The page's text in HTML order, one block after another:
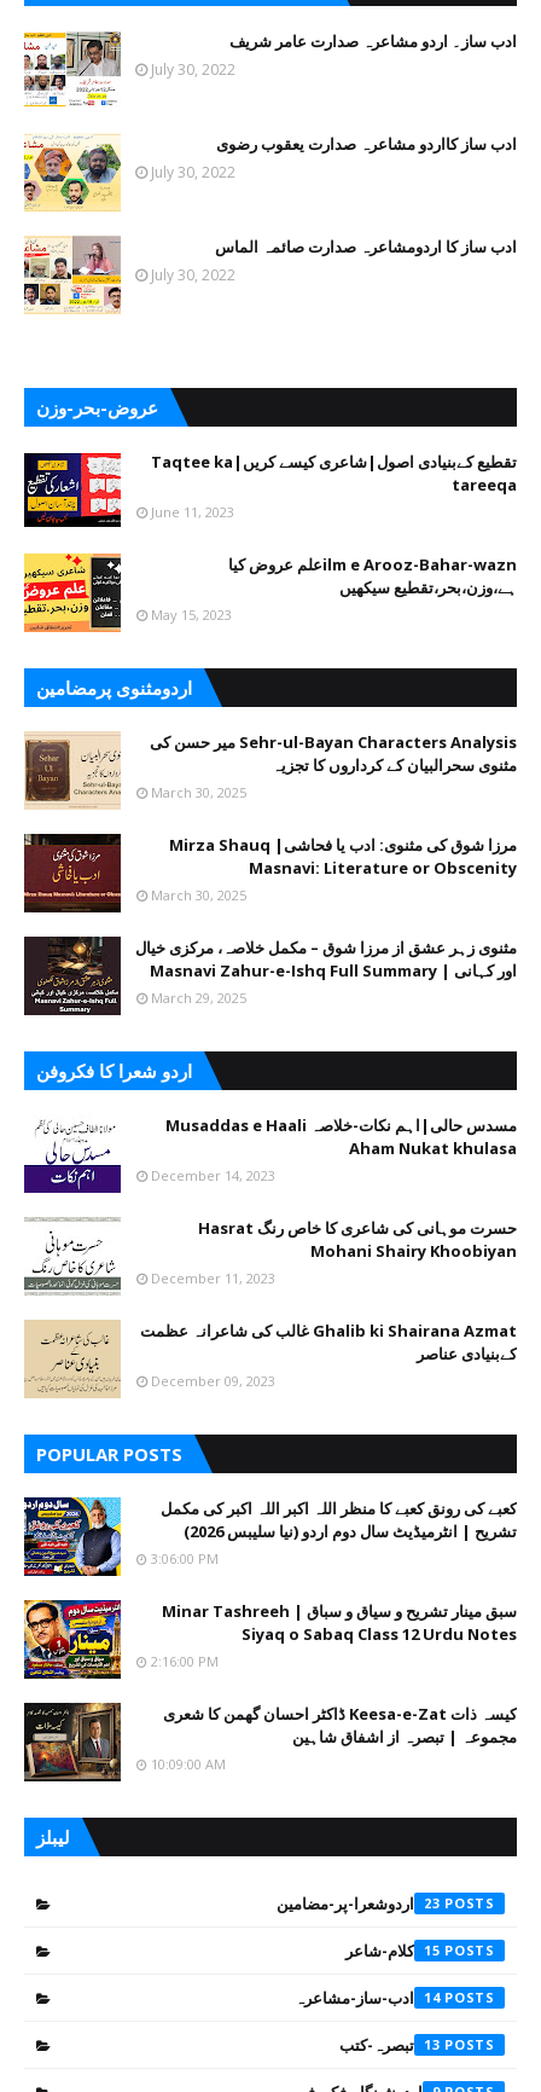
ادب ساز۔ اردو مشاعرہ صدارت عامر شریف
July 30, 2022
ادب ساز کااردو مشاعرہ صدارت یعقوب رضوی
July 30, 2022
ادب ساز کا اردومشاعرہ صدارت صائمہ الماس
July 30, 2022
عروض-بحر-وزن
تقطیع کےبنیادی اصول|شاعری کیسے کریں|Taqtee ka
tareeqa
June 11, 2023
ilm e Arooz-Bahar-waznعلم عروض کیا
ہے،وزن،بحر،تقطیع سیکھیں
May 15, 2023
اردومثنوی پرمضامین
Sehr-ul-Bayan Characters Analysis میر حسن کی
مثنوی سحرالبیان کے کرداروں کا تجزیہ
March 30, 2025
مرزا شوق کی مثنوی: ادب یا فحاشی| Mirza Shauq
Masnavi: Literature or Obscenity
March 30, 2025
مثنوی زہر عشق از مرزا شوق – مکمل خلاصہ، مرکزی خیال
اور کہانی | Masnavi Zahur-e-Ishq Full Summary
March 29, 2025
اردو شعرا کا فکروفن
مسدس حالی|اہم نکات-خلاصہ Musaddas e Haali
Aham Nukat khulasa
December 14, 2023
حسرت موہانی کی شاعری کا خاص رنگ Hasrat
Mohani Shairy Khoobiyan
December 11, 2023
Ghalib ki Shairana Azmat غالب کی شاعرانہ عظمت
کےبنیادی عناصر
December 09, 2023
POPULAR POSTS
کعبے کی رونق کعبے کا منظر اللہ اکبر اللہ اکبر کی مکمل
تشریح | انٹرمیڈیٹ سال دوم اردو (نیا سلیبس 2026)
3:06:00 PM
سبق مینار تشریح و سیاق و سباق | Minar Tashreeh
Siyaq o Sabaq Class 12 Urdu Notes
2:16:00 PM
کیسہ ذات Keesa-e-Zat ڈاکٹر احسان گھمن کا شعری
مجموعہ | تبصرہ از اشفاق شاہین
10:09:00 AM
لیبلز
اردوشعرا-پر-مضامین 23
کلام-شاعر 15
ادب-ساز-مشاعرہ 14
تبصرہ-کتب 13